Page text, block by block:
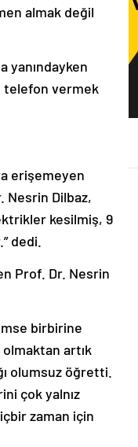
almak değil
yanındayken
telefon vermek
erişemeyen
Nesrin Dilbaz,
kesilmiş, 9
dedi.
Prof. Dr. Nesrin
birbirine
artık
olumsuz öğretti.
çok yalnız
zaman için